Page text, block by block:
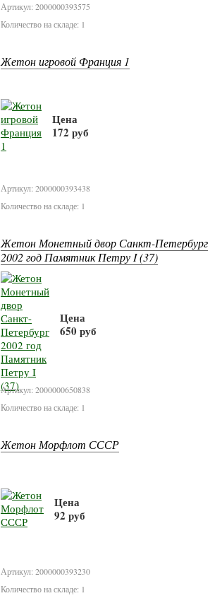
Артикул: 2000000393575
Количество на складе: 1
Жетон игровой Франция 1
Цена
172 руб
Артикул: 2000000393438
Количество на складе: 1
Жетон Монетный двор Санкт-Петербург
2002 год Памятник Петру I (37)
Цена
650 руб
Артикул: 2000000650838
Количество на складе: 1
Жетон Морфлот СССР
Цена
92 руб
Артикул: 2000000393230
Количество на складе: 1